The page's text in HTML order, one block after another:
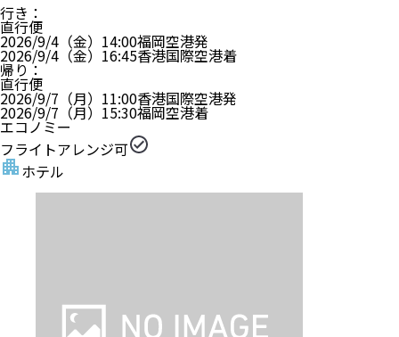
行き ：
直行便
2026/9/4（金） 14:00福岡空港発
2026/9/4（金） 16:45香港国際空港着
帰り ：
直行便
2026/9/7（月） 11:00香港国際空港発
2026/9/7（月） 15:30福岡空港着
エコノミー
フライトアレンジ可
ホテル